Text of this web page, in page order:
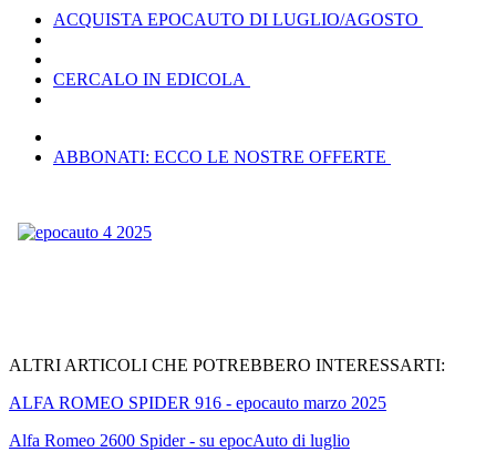
ACQUISTA EPOCAUTO DI LUGLIO/AGOSTO
CERCALO IN EDICOLA
ABBONATI: ECCO LE NOSTRE OFFERTE
ALTRI ARTICOLI CHE POTREBBERO INTERESSARTI:
ALFA ROMEO SPIDER 916 - epocauto marzo 2025
Alfa Romeo 2600 Spider - su epocAuto di luglio